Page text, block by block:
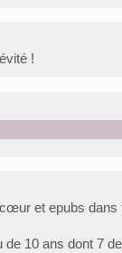
!
et epubs dans
de 10 ans dont 7